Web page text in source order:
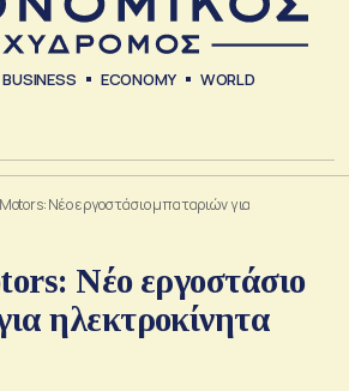
BUSINESS ECONOMY WORLD
Νέο εργοστάσιο μπαταριών για
Νέο εργοστάσιο
ηλεκτροκίνητα